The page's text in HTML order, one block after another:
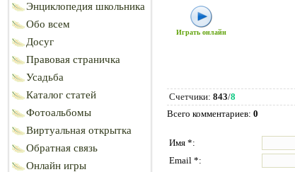
Энциклопедия школьника
Обо всем
Досуг
Правовая страничка
Усадьба
Каталог статей
Фотоальбомы
Виртуальная открытка
Обратная связь
Онлайн игры
Играть онлайн
Счетчики: 843/8
Всего комментариев: 0
Имя *:
Email *: